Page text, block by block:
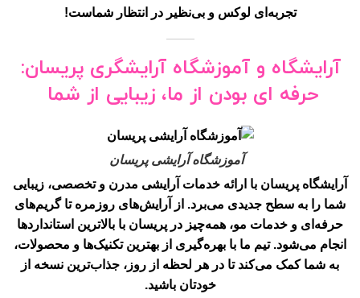
تجربه‌ای لوکس و بی‌نظیر در انتظار شماست!
آرایشگاه و آموزشگاه آرایشگری پریسان:
حرفه ای بودن از ما، زیبایی از شما
آموزشگاه آرایشی پریسان
آرایشگاه پریسان با ارائه خدمات آرایشی مدرن و تخصصی، زیبایی
شما را به سطح جدیدی می‌برد. از آرایش‌های روزمره تا گریم‌های
حرفه‌ای و خدمات مو، همه‌چیز در پریسان با بالاترین استانداردها
انجام می‌شود. تیم ما با بهره‌گیری از بهترین تکنیک‌ها و محصولات،
به شما کمک می‌کند تا در هر لحظه از روز، جذاب‌ترین نسخه از
خودتان باشید.